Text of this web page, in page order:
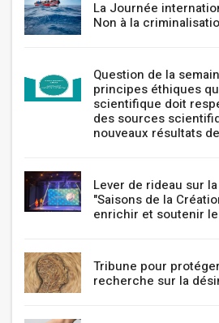
La Journée
Non à la
Question de la
principes éthiques
scientifique doit
des sources
nouveaux résultats
Lever de rideau sur
"Saisons de la
enrichir et soutenir
Tribune pour
recherche sur la